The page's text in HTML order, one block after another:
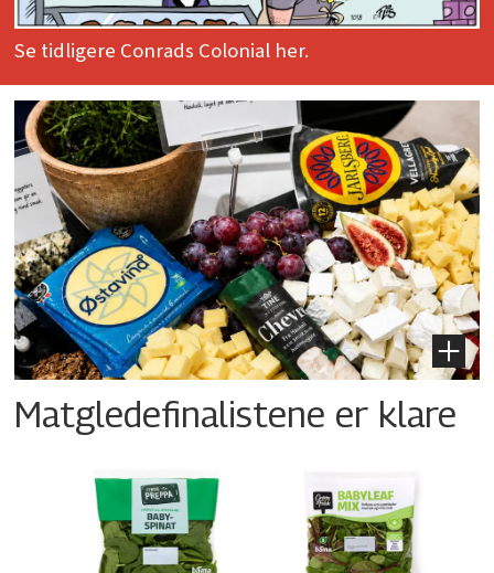
Se tidligere Conrads Colonial her.
Matgledefinalistene er klare